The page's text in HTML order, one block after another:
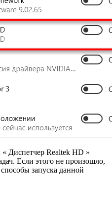
Диспетчер Realtek HD »
Если этого не произошло,
запуска данной